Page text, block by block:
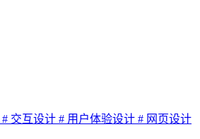
# 交互设计 # 用户体验设计 # 网页设计